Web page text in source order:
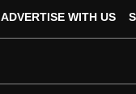
ADVERTISE WITH US